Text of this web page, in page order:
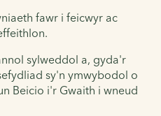
fawr i feicwyr ac
sylweddol a, gyda'r
sy'n ymwybodol o
Beicio i'r Gwaith i wneud